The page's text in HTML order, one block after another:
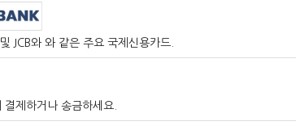
와 와 같은 주요 국제신용카드.
제하거나 송금하세요.